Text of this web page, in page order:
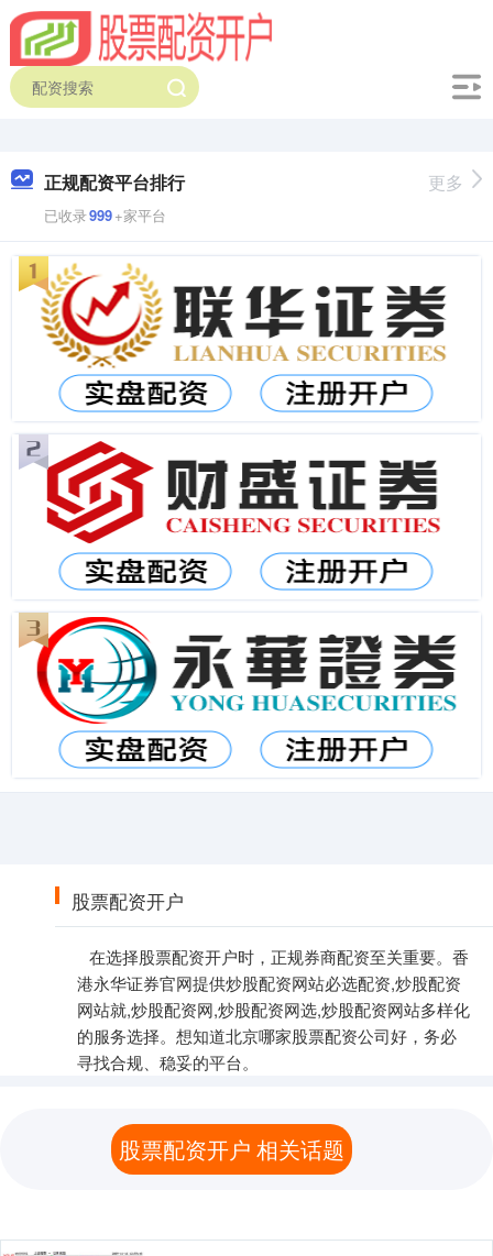
正规配资平台排行
已收录999+家平台
更多
股票配资开户
在选择股票配资开户时，正规券商配资至关重要。香
港永华证券官网提供炒股配资网站必选配资,炒股配资
网站就,炒股配资网,炒股配资网选,炒股配资网站多样化
的服务选择。想知道北京哪家股票配资公司好，务必
寻找合规、稳妥的平台。
股票配资开户 相关话题